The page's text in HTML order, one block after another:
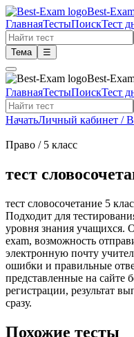
Best-
ГлавнаяТестыПоискТест
Тема
☰
Best-
ГлавнаяТестыПоискТест
НачатьЛичный кабинет /
Право / 5 класс
тест
тест словосочетание 5
Подходит для
уровня знания учащихся.
exam, возможность
электронную почту
ошибки и правильные
представленные на сайте
регистрации, результат
сразу.
Похожие тесты